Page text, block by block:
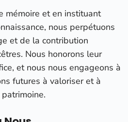
mémoire et en instituant
nous perpétuons
et de la contribution
Nous honorons leur
et nous nous engageons à
futures à valoriser et à